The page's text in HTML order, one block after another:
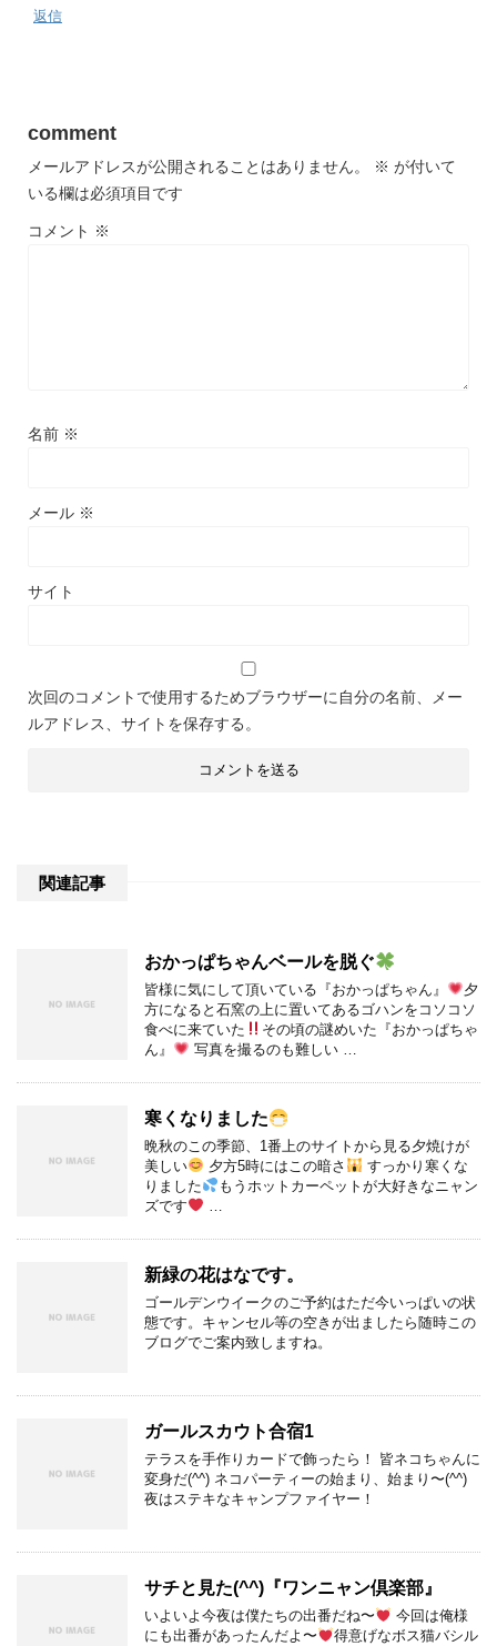
返信
comment
メールアドレスが公開されることはありません。 ※ が付いて
いる欄は必須項目です
コメント ※
名前 ※
メール ※
サイト
次回のコメントで使用するためブラウザーに自分の名前、メー
ルアドレス、サイトを保存する。
関連記事
おかっぱちゃんベールを脱ぐ
皆様に気にして頂いている『おかっぱちゃん』
夕
方になると石窯の上に置いてあるゴハンをコソコソ
食べに来ていた
その頃の謎めいた『おかっぱちゃ
ん』
写真を撮るのも難しい …
寒くなりました
晩秋のこの季節、1番上のサイトから見る夕焼けが
美しい
夕方5時にはこの暗さ
すっかり寒くな
りました
もうホットカーペットが大好きなニャン
ズです
…
新緑の花はなです。
ゴールデンウイークのご予約はただ今いっぱいの状
態です。キャンセル等の空きが出ましたら随時この
ブログでご案内致しますね。
ガールスカウト合宿1
テラスを手作りカードで飾ったら！ 皆ネコちゃんに
変身だ(^^) ネコパーティーの始まり、始まり〜(^^)
夜はステキなキャンプファイヤー！
サチと見た(^^)『ワンニャン倶楽部』
いよいよ今夜は僕たちの出番だね〜
今回は俺様
にも出番があったんだよ〜
得意げなボス猫バシル